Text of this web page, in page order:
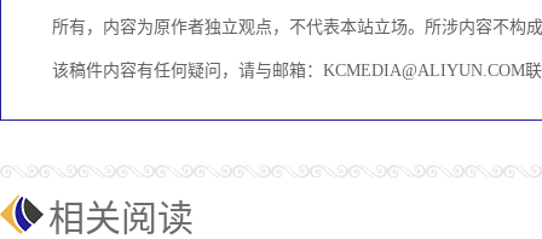
所有，内容为原作者独立观点，不代表本站立场。所涉内容不构
该稿件内容有任何疑问，请与邮箱：KCMEDIA@ALIYUN.COM
相关阅读